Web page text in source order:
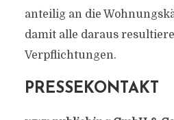
anteilig an die
damit alle daraus
Verpflichtungen.
PRESSEKONTAKT